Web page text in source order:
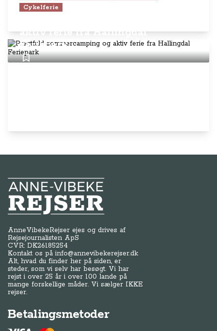
Cykelferie
aktiv ferie fra Hallingdal
Feriepark
Anne-Vibeke Rejser
AnneVibekeRejser ejes og drives af
Rejsejournalisten ApS
CVR: DK26185254
Kontakt os påinfo@annevibekerejser.dk
Alt, hvad du finder her på siden, er
steder, som vi selv har besøgt. Vi har
rejst i over 25 år i over 100 lande på
mange forskellige måder. Vi sælger IKKE
rejser.
Betalingsmetoder